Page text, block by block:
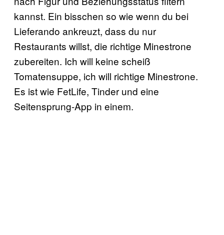
kannst. Ein bisschen so wie wenn du bei
Lieferando ankreuzt, dass du nur
Restaurants willst, die richtige Minestrone
zubereiten. Ich will keine scheiß
Tomatensuppe, ich will richtige Minestrone.
Es ist wie FetLife, Tinder und eine
Seitensprung-App in einem.